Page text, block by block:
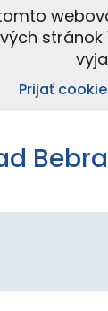
Prijať